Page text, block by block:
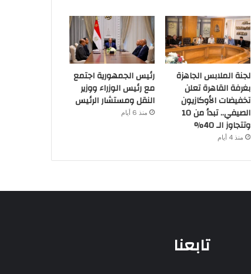
لجنة الملابس الجاهزة
بغرفة القاهرة تعلن
تخفيضات الأوكازيون
الصيفي.. تبدأ من 10
وتتجاوز الـ 40%
منذ 4 أيام
رئيس الجمهورية اجتمع
مع رئيس الوزراء ووزير
النقل ومستشار الرئيس
منذ 6 أيام
تابعنا